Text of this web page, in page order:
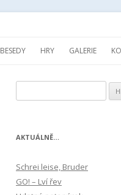
BESEDY HRY GALERIE
AKTUÁLNĚ…
Schrei leise, Bruder
GO! – Lví řev